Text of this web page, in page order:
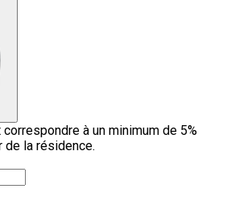
à un minimum de 5%
de la résidence.